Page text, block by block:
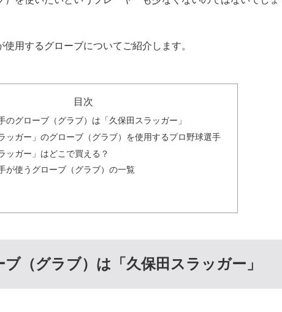
用するグローブについてご紹介します。
目次
のグローブ（グラブ）は「久保田スラッガー」
ッガー」のグローブ（グラブ）を使用するプロ野球選手
ッガー」はどこで買える？
が使うグローブ（グラブ）の一覧
（グラブ）は「久保田スラッガー」